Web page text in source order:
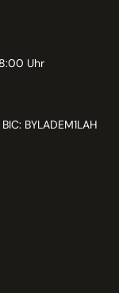
Uhr
BYLADEM1LAH